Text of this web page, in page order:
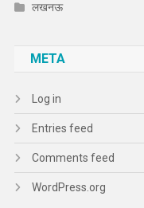
लखनऊ
META
Log in
Entries feed
Comments feed
WordPress.org